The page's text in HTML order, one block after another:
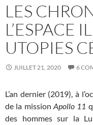
LES
L’ESPACE
UTOPIES
JUILLET 21, 2020 6
L’an dernier (2019), à
de la missionApollo 11
des hommes sur la